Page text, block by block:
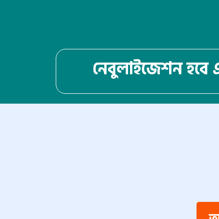
নেবুলাইজেশন হবে